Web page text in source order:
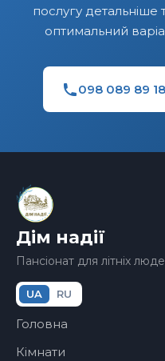
послугу
оптимальний
098 089 89 18
Дім надії
Пансіонат для літніх
UA RU
Головна
Кімнати